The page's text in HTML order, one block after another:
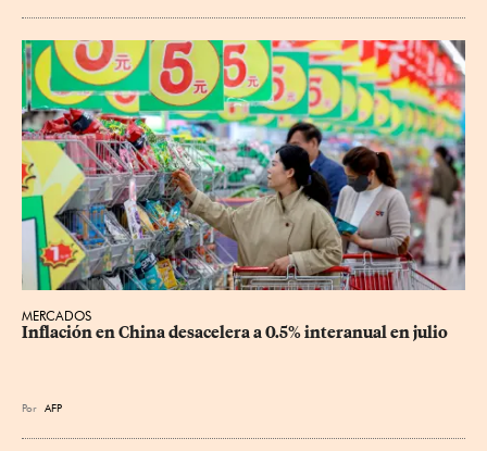
MERCADOS
Inflación en China desacelera a 0.5% interanual en julio
Por AFP